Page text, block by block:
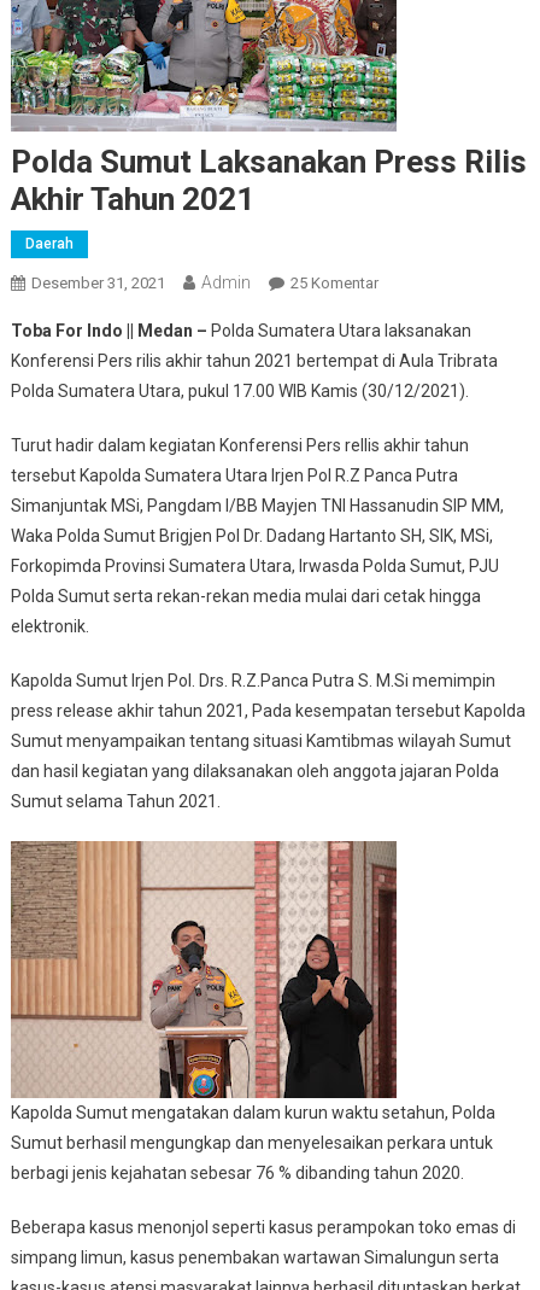
Polda Sumut Laksanakan Press Rilis
Akhir Tahun 2021
Daerah
Desember 31, 2021 Admin 25 KomentarPada
Sumut
Laksanakan
Press
Akhir
Tahun
2021
Toba For Indo || Medan – Polda Sumatera Utara laksanakan
Konferensi Pers rilis akhir tahun 2021 bertempat di Aula Tribrata
Polda Sumatera Utara, pukul 17.00 WIB Kamis (30/12/2021).
Turut hadir dalam kegiatan Konferensi Pers rellis akhir tahun
tersebut Kapolda Sumatera Utara Irjen Pol R.Z Panca Putra
Simanjuntak MSi, Pangdam I/BB Mayjen TNI Hassanudin SIP MM,
Waka Polda Sumut Brigjen Pol Dr. Dadang Hartanto SH, SIK, MSi,
Forkopimda Provinsi Sumatera Utara, Irwasda Polda Sumut, PJU
Polda Sumut serta rekan-rekan media mulai dari cetak hingga
elektronik.
Kapolda Sumut Irjen Pol. Drs. R.Z.Panca Putra S. M.Si memimpin
press release akhir tahun 2021, Pada kesempatan tersebut Kapolda
Sumut menyampaikan tentang situasi Kamtibmas wilayah Sumut
dan hasil kegiatan yang dilaksanakan oleh anggota jajaran Polda
Sumut selama Tahun 2021.
Kapolda Sumut mengatakan dalam kurun waktu setahun, Polda
Sumut berhasil mengungkap dan menyelesaikan perkara untuk
berbagi jenis kejahatan sebesar 76 % dibanding tahun 2020.
Beberapa kasus menonjol seperti kasus perampokan toko emas di
simpang limun, kasus penembakan wartawan Simalungun serta